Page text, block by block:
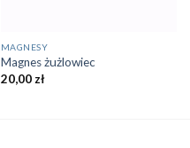
MAGNESY
Magnes żużlowiec
20,00 zł